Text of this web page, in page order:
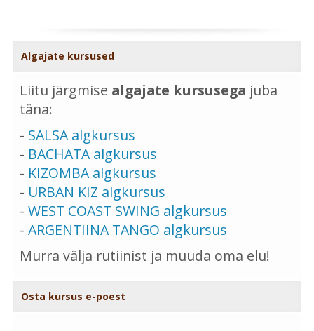
Algajate kursused
Liitu järgmise algajate kursusega juba
täna:
- SALSA algkursus
- BACHATA algkursus
- KIZOMBA algkursus
- URBAN KIZ algkursus
- WEST COAST SWING algkursus
- ARGENTIINA TANGO algkursus
Murra välja rutiinist ja muuda oma elu!
Osta kursus e-poest